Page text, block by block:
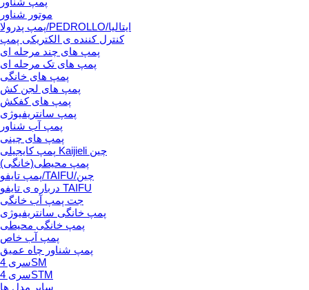
موتور شناور
پمپ پدرولا/PEDROLLO/ایتالیا
کنترل کننده ی الکتریکی پمپ
پمپ های چند مرحله ای
پمپ های تک مرحله ای
پمپ های خانگی
پمپ های لجن کش
پمپ های کفکش
پمپ سانتریفیوژی
پمپ آب شناور
پمپ های چینی
پمپ کایجیلی Kaijieli چین
پمپ محیطی(خانگی)
پمپ تایفو/TAIFU/چین
درباره ی تایفو TAIFU
جت پمپ آب خانگی
پمپ خانگی سانتریفیوژی
پمپ خانگی محیطی
پمپ آب خاص
پمپ شناور چاه عمیق
سری 4SM
سری 4STM
سایر مدل ها